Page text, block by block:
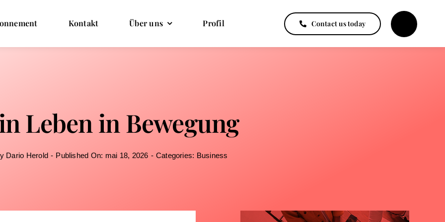
Kontakt Über uns Profil Contact us today
Leben in Bewegung
Dario Herold - Published On: mai 18, 2026 - Categories: Business